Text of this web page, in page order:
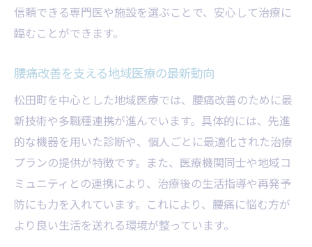
腰痛治療の質を高める医師選びのコツ
腰痛治療の最適な選択肢を見極める方法
ト
腰痛対応の専門医と総合病院の選び方
利便性や診療体制から見る腰痛治療の選択
肢
腰痛改善を目指す治療院で注目すべきこと
腰痛治療の口コミ評判を参考にする方法
腰痛に悩む方へ納得の選択肢を見つけるコ
信頼できる専門医や施設を選ぶことで、安心して治療に
臨むことができます。
腰痛改善を支える地域医療の最新動向
松田町を中心とした地域医療では、腰痛改善のために最
新技術や多職種連携が進んでいます。具体的には、先進
的な機器を用いた診断や、個人ごとに最適化された治療
プランの提供が特徴です。また、医療機関同士や地域コ
ミュニティとの連携により、治療後の生活指導や再発予
防にも力を入れています。これにより、腰痛に悩む方が
より良い生活を送れる環境が整っています。